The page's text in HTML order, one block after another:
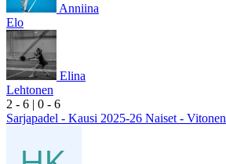
Anniina
Elo
Elina
Lehtonen
2 - 6 | 0 - 6
Sarjapadel - Kausi 2025-26 Naiset - Vitonen